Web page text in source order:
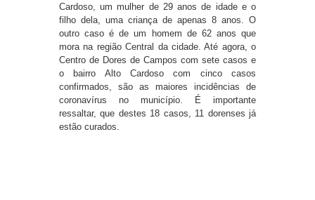
Cardoso, um mulher de 29 anos de idade e o
filho dela, uma criança de apenas 8 anos. O
outro caso é de um homem de 62 anos que
mora na região Central da cidade. Até agora, o
Centro de Dores de Campos com sete casos e
o bairro Alto Cardoso com cinco casos
confirmados, são as maiores incidências de
coronavírus no município. É importante
ressaltar, que destes 18 casos, 11 dorenses já
estão curados.